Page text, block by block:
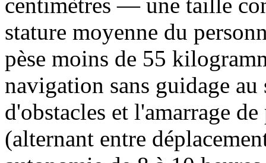
stature moyenne du
pèse moins de 55
navigation sans guidage
d'obstacles et l'amarrage
(alternant entre